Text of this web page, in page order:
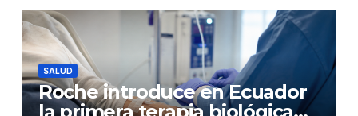
SALUD
Roche introduce en Ecuador